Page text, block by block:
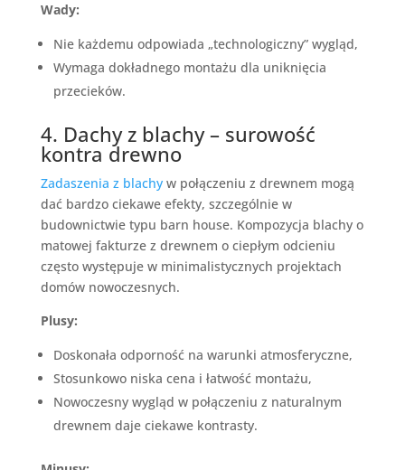
Wady:
Nie każdemu odpowiada „technologiczny” wygląd,
Wymaga dokładnego montażu dla uniknięcia
przecieków.
4. Dachy z blachy – surowość
kontra drewno
Zadaszenia z blachyw połączeniu z drewnem mogą
dać bardzo ciekawe efekty, szczególnie w
budownictwie typu barn house. Kompozycja blachy o
matowej fakturze z drewnem o ciepłym odcieniu
często występuje w minimalistycznych projektach
domów nowoczesnych.
Plusy:
Doskonała odporność na warunki atmosferyczne,
Stosunkowo niska cena i łatwość montażu,
Nowoczesny wygląd w połączeniu z naturalnym
drewnem daje ciekawe kontrasty.